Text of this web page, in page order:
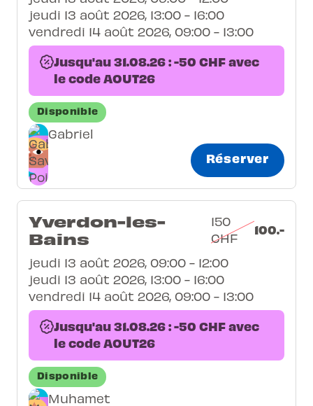
jeudi 13 août 2026, 13:00 - 16:00
vendredi 14 août 2026, 09:00 - 13:00
Jusqu'au 31.08.26 : -50 CHF avec
le code AOUT26
Disponible
Gabriel
Réserver
Yverdon-les-
Bains
150
CHF
100.-
jeudi 13 août 2026, 09:00 - 12:00
jeudi 13 août 2026, 13:00 - 16:00
vendredi 14 août 2026, 09:00 - 13:00
Jusqu'au 31.08.26 : -50 CHF avec
le code AOUT26
Disponible
Muhamet